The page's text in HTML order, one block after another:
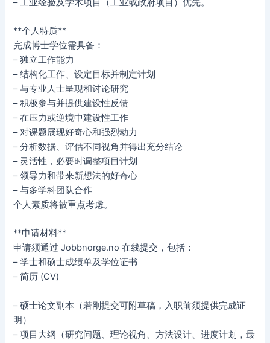
– 工业经验及学术项目（工业或政府项目）优先。
**个人特质**
完成博士学位需具备：
– 独立工作能力
– 结构化工作、设定目标并制定计划
– 与专业人士呈现和讨论研究
– 积极参与并提供建设性反馈
– 在压力或逆境中建设性工作
– 对课题展现好奇心和强烈动力
– 分析数据、评估不同视角并得出充分结论
– 灵活性，必要时调整项目计划
– 领导力和带来新想法的好奇心
– 与多学科团队合作
个人素质将被重点考虑。
**申请材料**
申请须通过 Jobbnorge.no 在线提交，包括：
– 学士和硕士成绩单及学位证书
– 简历 (CV)
– 硕士论文副本（若刚提交可附草稿，入职前须提供完成证
明）
– 项目大纲（研究问题、理论视角、方法设计、进度计划，最